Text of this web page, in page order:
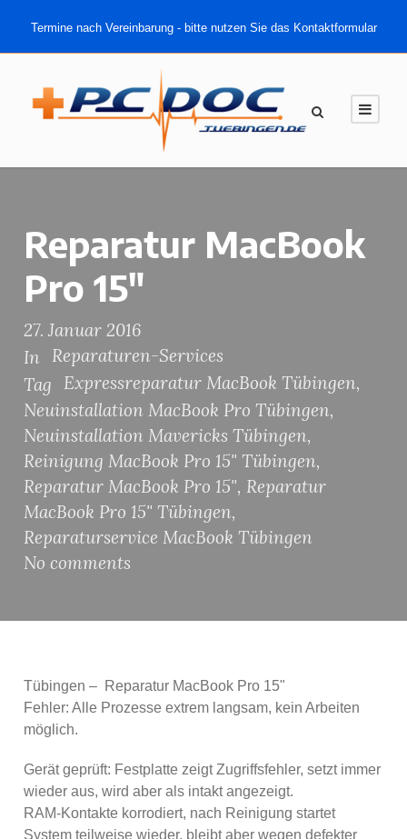
Termine nach Vereinbarung - bitte nutzen Sie das Kontaktformular
Reparatur MacBook
Pro 15″
27. Januar 2016
In
Reparaturen-Services
Tag
Expressreparatur MacBook Tübingen,
Neuinstallation MacBook Pro Tübingen,
Neuinstallation Mavericks Tübingen,
Reinigung MacBook Pro 15" Tübingen,
Reparatur MacBook Pro 15", Reparatur
MacBook Pro 15" Tübingen,
Reparaturservice MacBook Tübingen
No comments
Tübingen – Reparatur MacBook Pro 15"
Fehler: Alle Prozesse extrem langsam, kein Arbeiten
möglich.
Gerät geprüft: Festplatte zeigt Zugriffsfehler, setzt immer
wieder aus, wird aber als intakt angezeigt.
RAM-Kontakte korrodiert, nach Reinigung startet
System teilweise wieder, bleibt aber wegen defekter